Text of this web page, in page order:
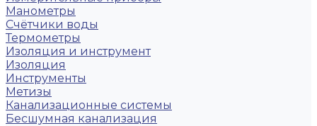
Манометры
Счётчики воды
Термометры
Изоляция и инструмент
Изоляция
Инструменты
Метизы
Канализационные системы
Бесшумная канализация